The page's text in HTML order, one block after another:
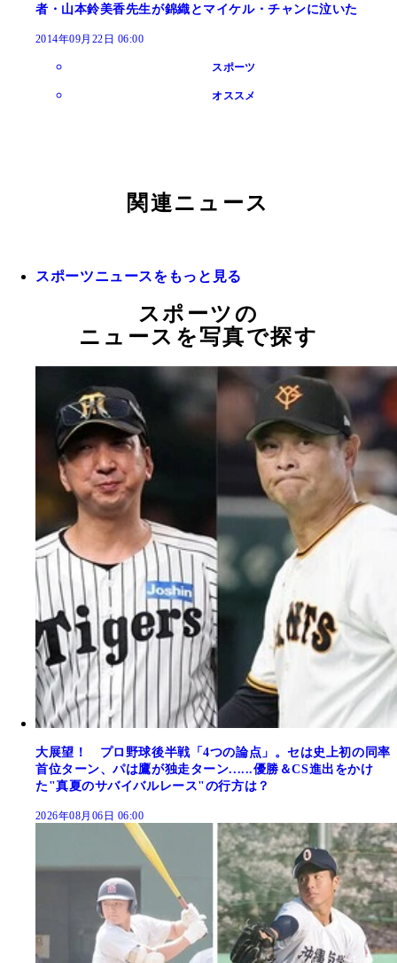
者・山本鈴美香先生が錦織とマイケル・チャンに泣いた
2014年09月22日 06:00
スポーツ
オススメ
関連ニュース
スポーツニュースをもっと見る
スポーツの
ニュースを写真で探す
大展望！ プロ野球後半戦「4つの論点」。セは史上初の同率
首位ターン、パは鷹が独走ターン......優勝＆CS進出をかけ
た"真夏のサバイバルレース"の行方は？
2026年08月06日 06:00